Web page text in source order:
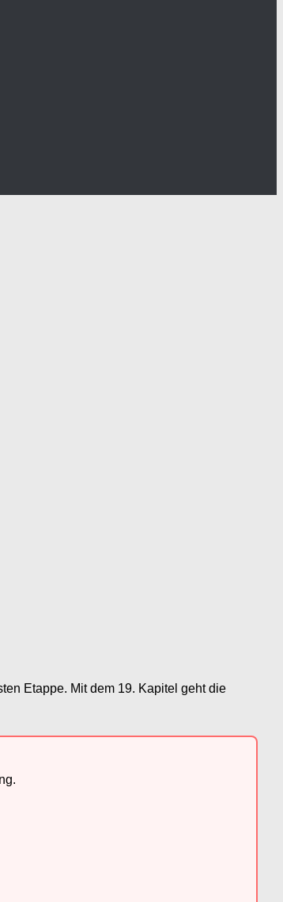
Etappe. Mit dem 19. Kapitel geht die